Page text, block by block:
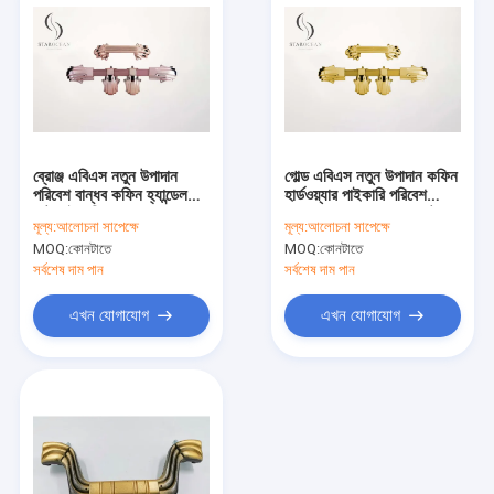
পণ্য
আমাদের সম্পর্কে
ব্রোঞ্জ এবিএস নতুন উপাদান
পরিবেশ বান্ধব কফিন হ্যান্ডেল
সেট)
মূল্য:আলোচনা সাপেক্ষে
MOQ:কোনটাতে
সর্বশেষ দাম পান
এখন যোগাযোগ
গোল্ড এবিএস নতুন উপাদান কফিন
হার্ডওয়্যার পাইকারি পরিবেশ
মূল্য:আলোচনা সাপেক্ষে
MOQ:কোনটাতে
সর্বশেষ দাম পান
এখন যোগাযোগ